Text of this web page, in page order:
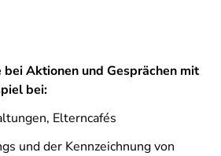
Aktionen und Gesprächen mit
bei:
Elterncafés
und der Kennzeichnung von